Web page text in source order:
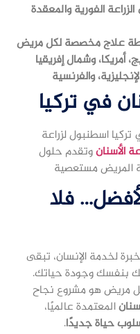
علاج مخصصة لكل مريض
أمريكا، وشمال إفريقيا
والفرنسية
في تركيا
اسطنبول لزراعة
الأسنانوتقدم حلول
المريض مستعصية
فلا
لخدمة الإنسان، تبقى
بنفسك وجودة حياتك.
مريض هو مشروع نجاح
المعتمدة عالميًا،
حياة جديدًا.